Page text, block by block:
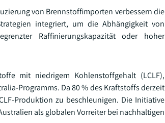
von Brennstoffimporten verbessern die
integriert, um die Abhängigkeit von
Raffinierungskapazität oder hoher
mit niedrigem Kohlenstoffgehalt (LCLF),
Programms. Da 80 % des Kraftstoffs derzeit
Produktion zu beschleunigen. Die Initiative
als globalen Vorreiter bei nachhaltigen